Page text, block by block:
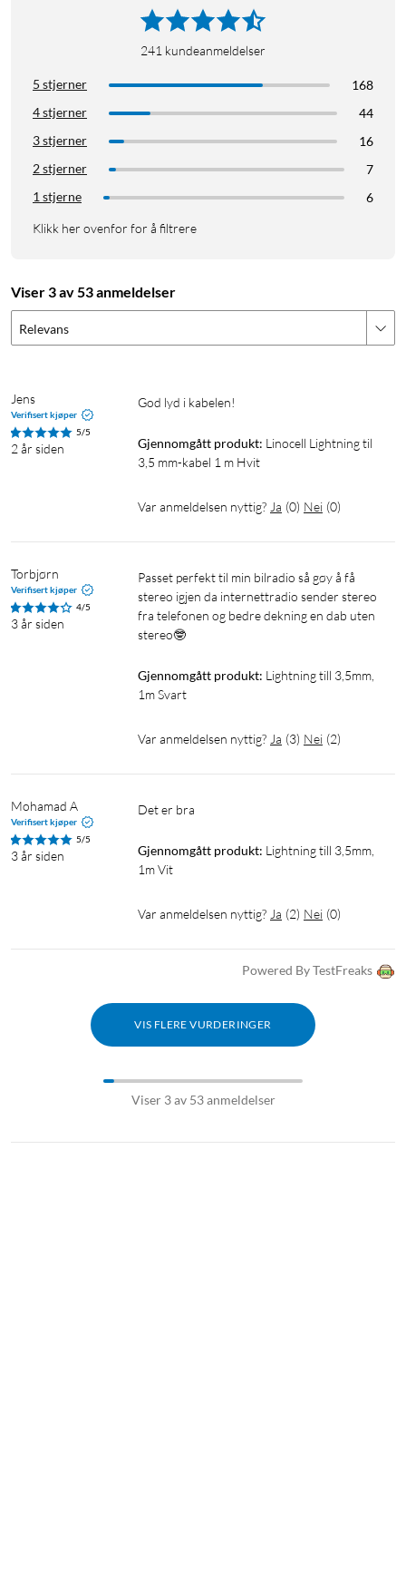
241 kundeanmeldelser
5 stjerner
168
4 stjerner
44
3 stjerner
16
2 stjerner
7
1 stjerne
6
Klikk her ovenfor for å filtrere
Viser 3 av 53 anmeldelser
Relevans
Jens
Verifisert kjøper
5/5
2 år siden
God lyd i kabelen!
Gjennomgått produkt: Linocell Lightning til
3,5 mm-kabel 1 m Hvit
Var anmeldelsen nyttig? Ja (0) Nei (0)
Torbjørn
Verifisert kjøper
4/5
3 år siden
Passet perfekt til min bilradio så gøy å få
stereo igjen da internettradio sender stereo
fra telefonen og bedre dekning en dab uten
stereo🤓
Gjennomgått produkt: Lightning till 3,5mm,
1m Svart
Var anmeldelsen nyttig? Ja (3) Nei (2)
Mohamad A
Verifisert kjøper
5/5
3 år siden
det er bra
Gjennomgått produkt: Lightning till 3,5mm,
1m Vit
Var anmeldelsen nyttig? Ja (2) Nei (0)
Powered By TestFreaks
VIS FLERE VURDERINGER
Viser 3 av 53 anmeldelser